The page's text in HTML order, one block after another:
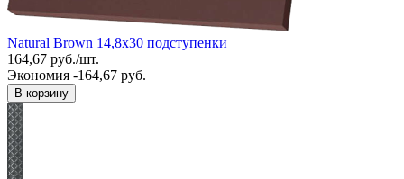
Natural Brown 14,8x30 подступенки
164,67 руб./шт.
Экономия -164,67 руб.
В корзину